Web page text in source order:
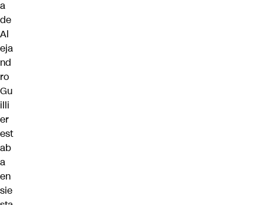
a
de
Al
eja
nd
ro
Gu
illi
er
est
ab
a
en
sie